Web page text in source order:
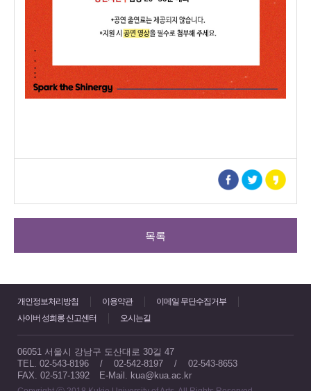
목록
개인정보처리방침 이용약관
이메일 무단수집거부
사이버 성희롱 신고센터
오시는길
06051 서울시 강남구 도산대로 30길 47
TEL. 02-543-8196 / 02-542-8197 / 02-543-8653
FAX. 02-517-1392
E-Mail. kua@kua.ac.kr